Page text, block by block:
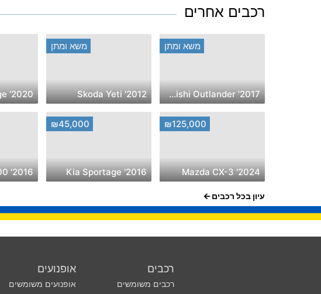
רכבים אחרים
משא ומתן
2017' Mitsubishi Outlander
משא ומתן
2012' Skoda Yeti
2020' Kia Sportage
₪125,000
2024' Mazda CX-3
₪45,000
2016' Kia Sportage
2016' Fiat 500
עיון בכל רכבים
רכבים
רכבים משומשים
אופנועים
אופנועים משומשים